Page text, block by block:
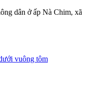
dân ở ấp Nà Chim, xã
vuông tôm